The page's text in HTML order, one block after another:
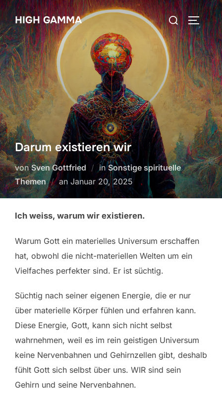
Zum
Inhalt
springen
HIGH GAMMA
Suchen
nach:
Darum existieren wir
vonSven Gottfried inSonstige spirituelle
Themen
an Veröffentlicht
Januar 20, 2025
Ich weiss, warum wir existieren.
Warum Gott ein materielles Universum erschaffen
hat, obwohl die nicht-materiellen Welten um ein
Vielfaches perfekter sind. Er ist süchtig.
Süchtig nach seiner eigenen Energie, die er nur
über materielle Körper fühlen und erfahren kann.
Diese Energie, Gott, kann sich nicht selbst
wahrnehmen, weil es im rein geistigen Universum
keine Nervenbahnen und Gehirnzellen gibt, deshalb
fühlt Gott sich selbst über uns. WIR sind sein
Gehirn und seine Nervenbahnen.